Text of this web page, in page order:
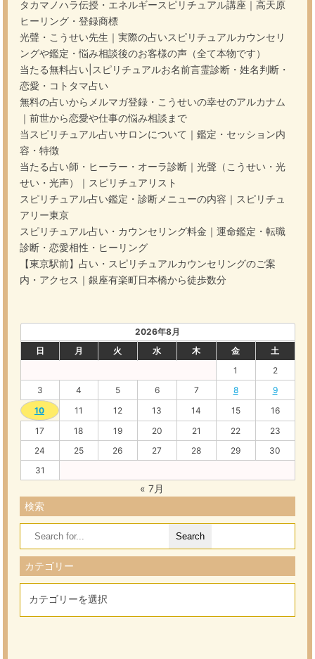
タカマノハラ伝授・エネルギースピリチュアル講座｜高天原
ヒーリング・登録商標
光聲・こうせい先生｜実際の占いスピリチュアルカウンセリ
ングや鑑定・悩み相談後のお客様の声（全て本物です）
当たる無料占い|スピリチュアルお名前言霊診断・姓名判断・
恋愛・コトタマ占い
無料の占いからメルマガ登録・こうせいの幸せのアルカナム
｜前世から恋愛や仕事の悩み相談まで
当スピリチュアル占いサロンについて｜鑑定・セッション内
容・特徴
当たる占い師・ヒーラー・オーラ診断｜光聲（こうせい・光
せい・光声）｜スピリチュアリスト
スピリチュアル占い鑑定・診断メニューの内容｜スピリチュ
アリー東京
スピリチュアル占い・カウンセリング料金｜運命鑑定・転職
診断・恋愛相性・ヒーリング
【東京駅前】占い・スピリチュアルカウンセリングのご案
内・アクセス｜銀座有楽町日本橋から徒歩数分
2026年8月
日
月 火 水 木 金
土
1
2
3
4 5 6 7 8
9
10
11 12 13 14 15
16
17
18 19 20 21 22
23
24
25 26 27 28 29
30
31
« 7月
検索
Search
for:
カテゴリー